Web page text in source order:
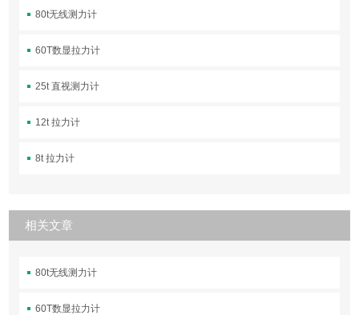
80t无线测力计
60T数显拉力计
25t 直视测力计
12t 拉力计
8t 拉力计
相关文章
80t无线测力计
60T数显拉力计